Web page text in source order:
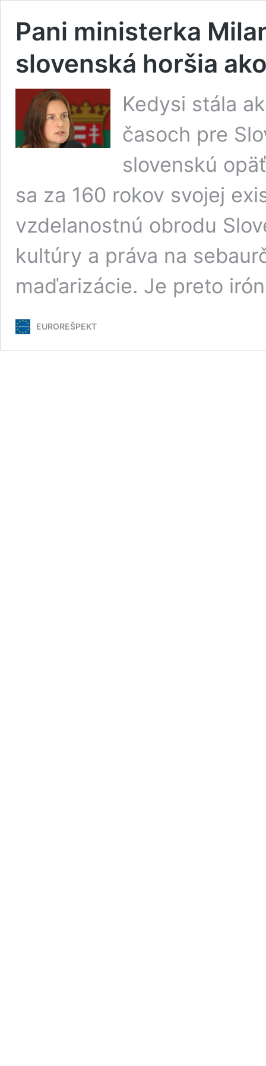
Pani ministerka
slovenská horšia
Kedysi stála
časoch pre
slovenskú
sa za 160 rokov svojej
vzdelanostnú obrodu
kultúry a práva na
maďarizácie. Je preto
EUROREŠPEKT